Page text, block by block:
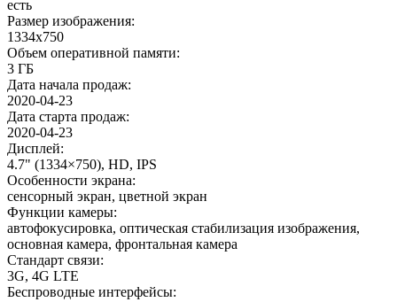
есть
Размер изображения:
1334x750
Объем оперативной памяти:
3 ГБ
Дата начала продаж:
2020-04-23
Дата старта продаж:
2020-04-23
Дисплей:
4.7" (1334×750), HD, IPS
Особенности экрана:
сенсорный экран, цветной экран
Функции камеры:
автофокусировка, оптическая стабилизация изображения,
основная камера, фронтальная камера
Стандарт связи:
3G, 4G LTE
Беспроводные интерфейсы: